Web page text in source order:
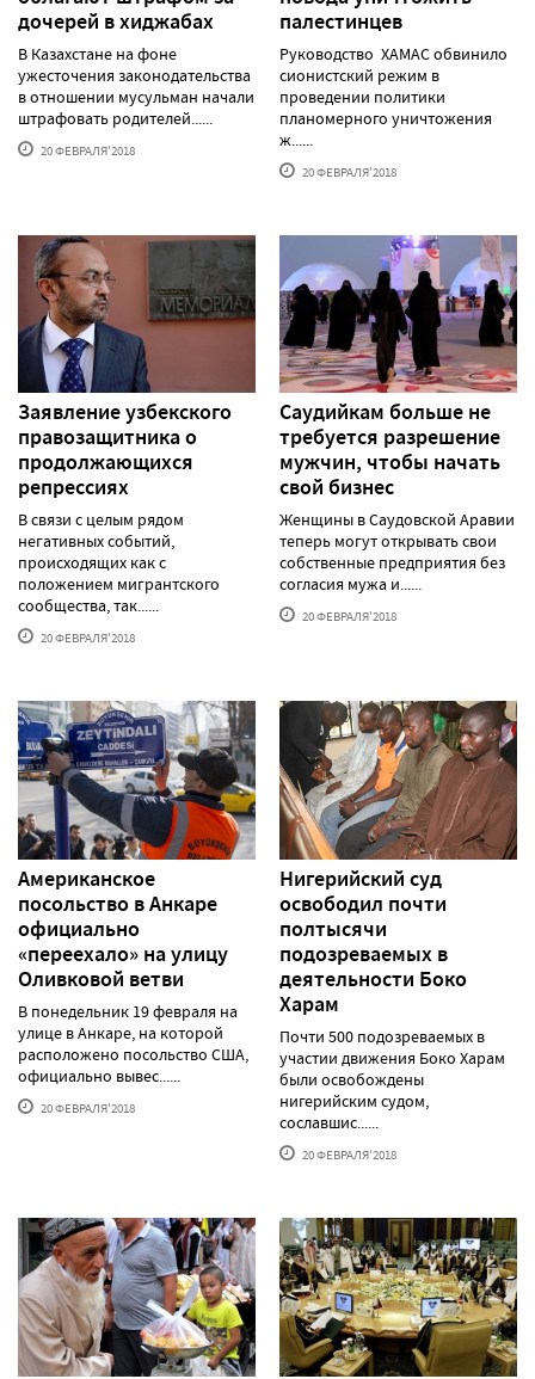
дочерей в хиджабах
В Казахстане на фоне
ужесточения законодательства
в отношении мусульман начали
штрафовать родителей......
20 ФЕВРАЛЯ'2018
палестинцев
Руководство ХАМАС обвинило
сионистский режим в
проведении политики
планомерного уничтожения
ж......
20 ФЕВРАЛЯ'2018
Заявление узбекского
правозащитника о
продолжающихся
репрессиях
В связи с целым рядом
негативных событий,
происходящих как с
положением мигрантского
сообщества, так......
20 ФЕВРАЛЯ'2018
Саудийкам больше не
требуется разрешение
мужчин, чтобы начать
свой бизнес
Женщины в Саудовской Аравии
теперь могут открывать свои
собственные предприятия без
согласия мужа и......
20 ФЕВРАЛЯ'2018
Американское
посольство в Анкаре
официально
«переехало» на улицу
Оливковой ветви
В понедельник 19 февраля на
улице в Анкаре, на которой
расположено посольство США,
официально вывес......
20 ФЕВРАЛЯ'2018
Нигерийский суд
освободил почти
полтысячи
подозреваемых в
деятельности Боко
Харам
Почти 500 подозреваемых в
участии движения Боко Харам
были освобождены
нигерийским судом,
сославшис......
20 ФЕВРАЛЯ'2018